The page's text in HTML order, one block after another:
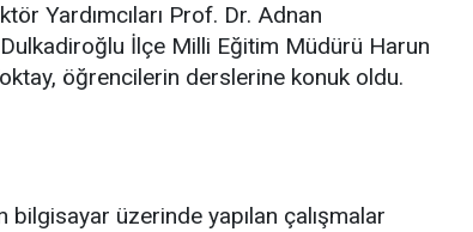
Yardımcıları Prof. Dr. Adnan
İlçe Milli Eğitim Müdürü Harun
öğrencilerin derslerine konuk oldu.
üzerinde yapılan çalışmalar